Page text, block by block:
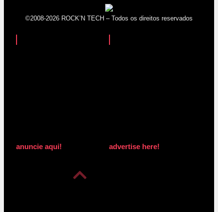
©2008-2026 ROCK’N TECH – Todos os direitos reservados
anuncie aqui! advertise here!